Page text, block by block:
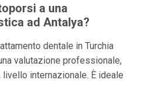
a una
ad Antalya?
dentale in Turchia
valutazione professionale,
internazionale. È ideale